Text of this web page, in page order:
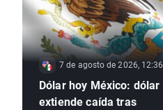
7 de agosto de 2026, 12:36
Dólar hoy México: dólar
extiende caída tras